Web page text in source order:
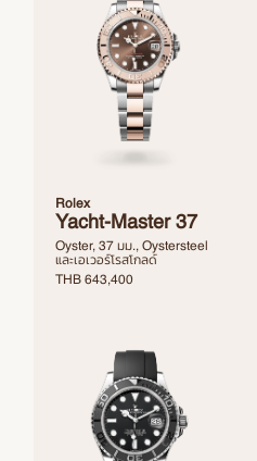
Rolex
Yacht-Master 37
Oyster, 37 มม., Oystersteel
และเอเวอร์โรสโกลด์
THB643,400